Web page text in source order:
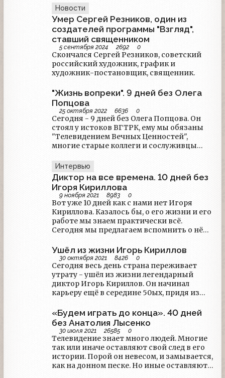
расследование и есть ли шанс раскрыть
убийство?
Новости
Умер Сергей Резников, один из
создателей программы "Взгляд",
ставший священником
5 сентября 2024 2692 0
Скончался Сергей Резников, советский
российский художник, график и
художник-постановщик, священник.
"Жизнь вопреки". 9 дней без Олега
Попцова
25 октября 2022 6636 0
Сегодня - 9 дней без Олега Попцова. Он
стоял у истоков ВГТРК, ему мы обязаны
"Телевидением Вечных Ценностей",
многие старые коллеги и сослуживцы
посвящает материал агентство "РИА
Новости".
Интервью
Диктор на все времена. 10 дней без
Игоря Кириллова
9 ноября 2021 8983 0
Вот уже 10 дней как с нами нет Игоря
Кириллова. Казалось бы, о его жизни и его
работе мы знаем практически всё.
Сегодня мы предлагаем вспомнить о нём
интервью, данные Игорем Леонидовичем
в разные годы.
Ушёл из жизни Игорь Кириллов
30 октября 2021 8426 0
Сегодня весь день страна переживает
утрату - ушёл из жизни легендарный
диктор Игорь Кириллов. Он начинал
карьеру ещё в середине 50ых, придя из
последних дней. Ему было 89 лет.
«Будем играть до конца». 40 дней
без Анатолия Лысенко
30 июля 2021 26585 0
​​​​​​​Телевидение знает много людей. Многие
так или иначе оставляют свой след в его
истории. Порой он невесом, и замывается,
как на донном песке. Но иные оставляют